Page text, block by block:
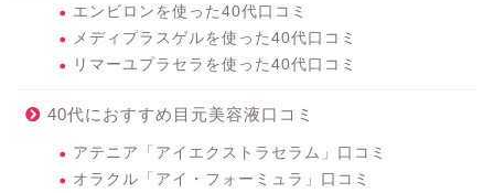
エンビロンを使った40代口コミ
メディプラスゲルを使った40代口コミ
リマーユプラセラを使った40代口コミ
40代におすすめ目元美容液口コミ
アテニア「アイエクストラセラム」口コミ
オラクル「アイ・フォーミュラ」口コミ